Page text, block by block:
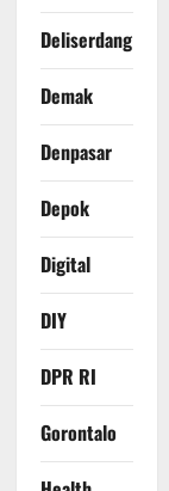
Deliserdang
Demak
Denpasar
Depok
Digital
DIY
DPR RI
Gorontalo